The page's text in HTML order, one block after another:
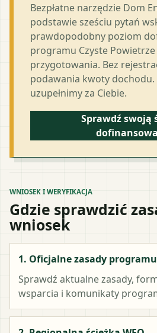
Bezpłatne narzędzie Dom
podstawie sześciu pytań
prawdopodobny poziom
programu Czyste
przygotowania. Bez
podawania kwoty dochodu.
uzupełnimy za Ciebie.
Sprawdź swoją
WNIOSEK I WERYFIKACJA
Gdzie sprawdzić
wniosek
1. Oficjalne zasady programu
Sprawdź aktualne zasady,
wsparcia i komunikaty